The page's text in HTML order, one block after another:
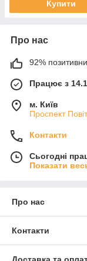
Купити
Про нас
92%
Працює з
м. Київ
Проспект
Контакти
Сьогодні
Показати
Про нас
Контакти